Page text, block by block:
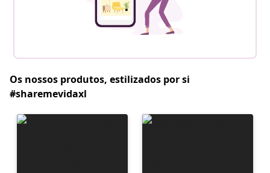
Os nossos produtos, estilizados por si
#sharemevidaxl